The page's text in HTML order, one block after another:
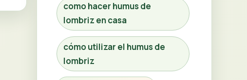
como hacer humus de
lombriz en casa
cómo utilizar el humus de
lombriz